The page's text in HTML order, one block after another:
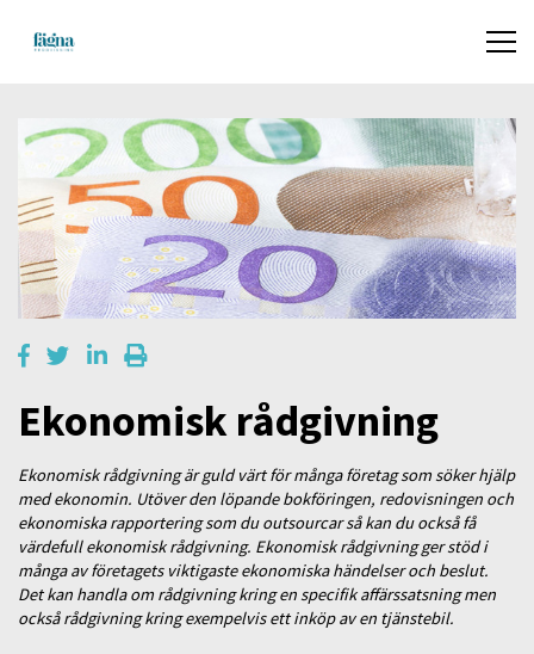
Ekonomisk rådgivning
Ekonomisk rådgivning är guld värt för många företag som söker hjälp
med ekonomin. Utöver den löpande bokföringen, redovisningen och
ekonomiska rapportering som du outsourcar så kan du också få
värdefull ekonomisk rådgivning. Ekonomisk rådgivning ger stöd i
många av företagets viktigaste ekonomiska händelser och beslut.
Det kan handla om rådgivning kring en specifik affärssatsning men
också rådgivning kring exempelvis ett inköp av en tjänstebil.